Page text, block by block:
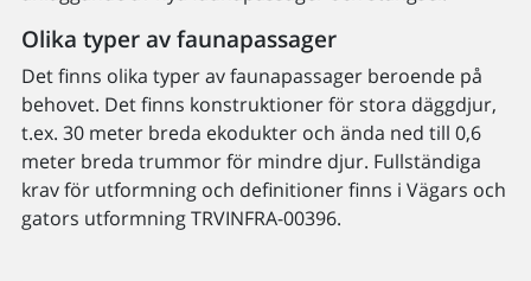
Olika typer av faunapassager
Det finns olika typer av faunapassager beroende på
behovet. Det finns konstruktioner för stora däggdjur,
t.ex. 30 meter breda ekodukter och ända ned till 0,6
meter breda trummor för mindre djur. Fullständiga
krav för utformning och definitioner finns i Vägars och
gators utformning TRVINFRA-00396.